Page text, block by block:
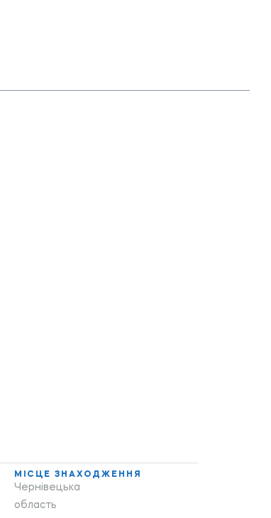
МІСЦЕ ЗНАХОДЖЕННЯ
Чернівецька
область